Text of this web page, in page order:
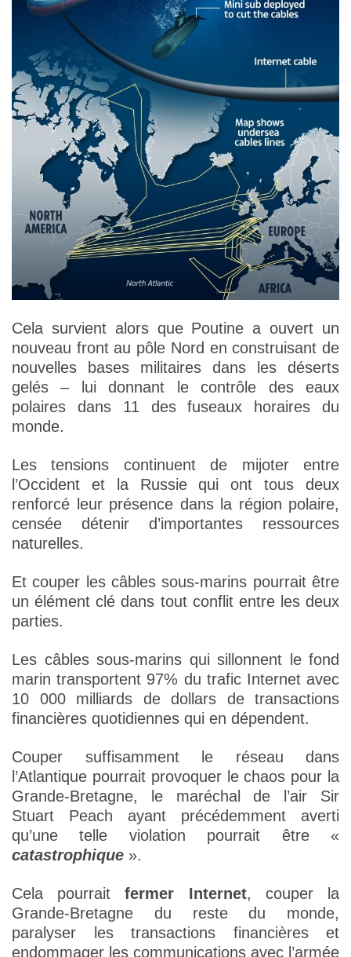
Cela survient alors que Poutine a ouvert un
nouveau front au pôle Nord en construisant de
nouvelles bases militaires dans les déserts
gelés – lui donnant le contrôle des eaux
polaires dans 11 des fuseaux horaires du
monde.
Les tensions continuent de mijoter entre
l’Occident et la Russie qui ont tous deux
renforcé leur présence dans la région polaire,
censée détenir d’importantes ressources
naturelles.
Et couper les câbles sous-marins pourrait être
un élément clé dans tout conflit entre les deux
parties.
Les câbles sous-marins qui sillonnent le fond
marin transportent 97% du trafic Internet avec
10 000 milliards de dollars de transactions
financières quotidiennes qui en dépendent.
Couper suffisamment le réseau dans
l’Atlantique pourrait provoquer le chaos pour la
Grande-Bretagne, le maréchal de l’air Sir
Stuart Peach ayant précédemment averti
qu’une telle violation pourrait être «
catastrophique ».
Cela pourraitfermer Internet, couper la
Grande-Bretagne du reste du monde,
paralyser les transactions financières et
endommager les communications avec l’armée